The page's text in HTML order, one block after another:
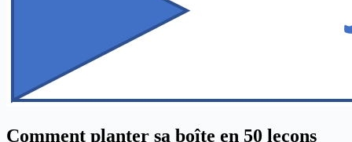
Comment planter sa boîte en 50 leçons